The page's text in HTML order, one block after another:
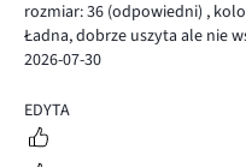
rozmiar: 36 (odpowiedni) ,
Ładna, dobrze uszyta ale nie
2026-07-30
5
EDYTA